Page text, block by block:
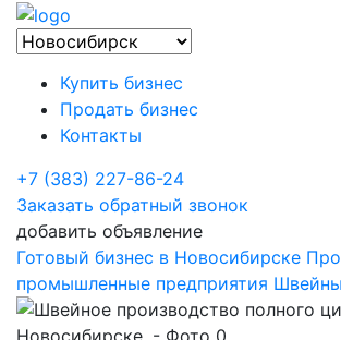
Купить бизнес
Продать бизнес
Контакты
+7 (383) 227-86-24
Заказать обратный звонок
добавить объявление
Готовый бизнес в Новосибирске
промышленные предприятия